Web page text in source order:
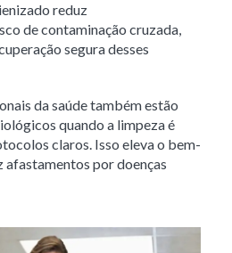
reduz
de contaminação cruzada,
segura desses
da saúde também estão
quando a limpeza é
claros. Isso eleva o bem-
afastamentos por doenças